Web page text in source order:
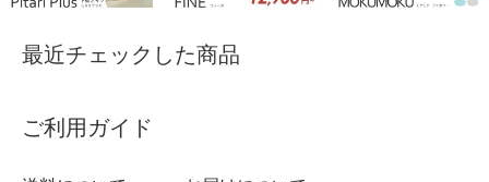
最近チェックした商品
ご利用ガイド